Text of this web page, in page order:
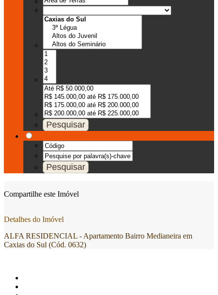
Compartilhe este Imóvel
Detalhes do Imóvel
ALFA RESIDENCIAL - Apartamento Bairro Medianeira em
Caxias do Sul (Cód. 0632)